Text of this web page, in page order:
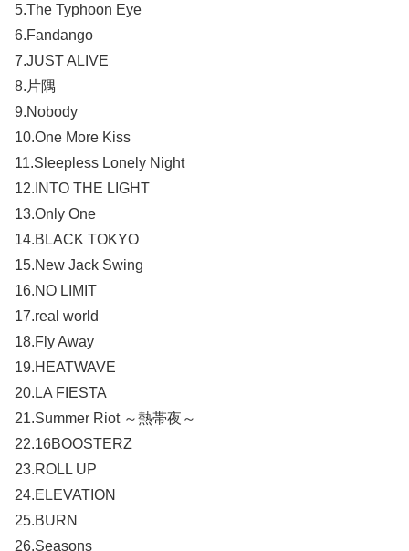
5.The Typhoon Eye
6.Fandango
7.JUST ALIVE
8.片隅
9.Nobody
10.One More Kiss
11.Sleepless Lonely Night
12.INTO THE LIGHT
13.Only One
14.BLACK TOKYO
15.New Jack Swing
16.NO LIMIT
17.real world
18.Fly Away
19.HEATWAVE
20.LA FIESTA
21.Summer Riot ～熱帯夜～
22.16BOOSTERZ
23.ROLL UP
24.ELEVATION
25.BURN
26.Seasons